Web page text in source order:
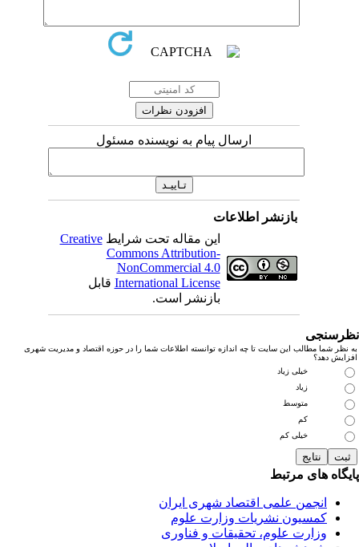
ارسال پیام به نویسنده مسئول
بازنشر اطلاعات
این مقاله تحت شرایطCreative
Commons Attribution-
NonCommercial 4.0
International Licenseقابل
بازنشر است.
نظر شما مطالب این سایت تا چه اندازه توانسته اطلاعات شما را در حوزه اقتصاد و مدیریت شهری
دهد؟
خیلی زیاد
زیاد
متوسط
خیلی کم
های مرتبط
انجمن علمی اقتصاد شهری ایران
کمسیون نشریات وزارت علوم
وزارت علوم، تحقیقات و فناوری